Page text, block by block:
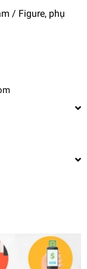
/ Figure, phụ